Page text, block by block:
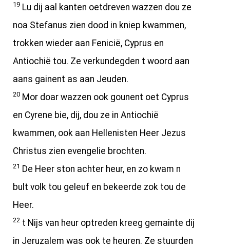
19 Lu dij aal kanten oetdreven wazzen dou ze
noa Stefanus zien dood in kniep kwammen,
trokken wieder aan Fenicië, Cyprus en
Antiochië tou. Ze verkundegden t woord aan
aans gainent as aan Jeuden.
20 Mor doar wazzen ook gounent oet Cyprus
en Cyrene bie, dij, dou ze in Antiochië
kwammen, ook aan Hellenisten Heer Jezus
Christus zien evengelie brochten.
21 De Heer ston achter heur, en zo kwam n
bult volk tou geleuf en bekeerde zok tou de
Heer.
22 t Nijs van heur optreden kreeg gemainte dij
in Jeruzalem was ook te heuren. Ze stuurden